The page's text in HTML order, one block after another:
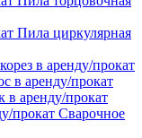
Пила циркулярная
в аренду/прокат
в аренду/прокат
в аренду/прокат
Сварочное